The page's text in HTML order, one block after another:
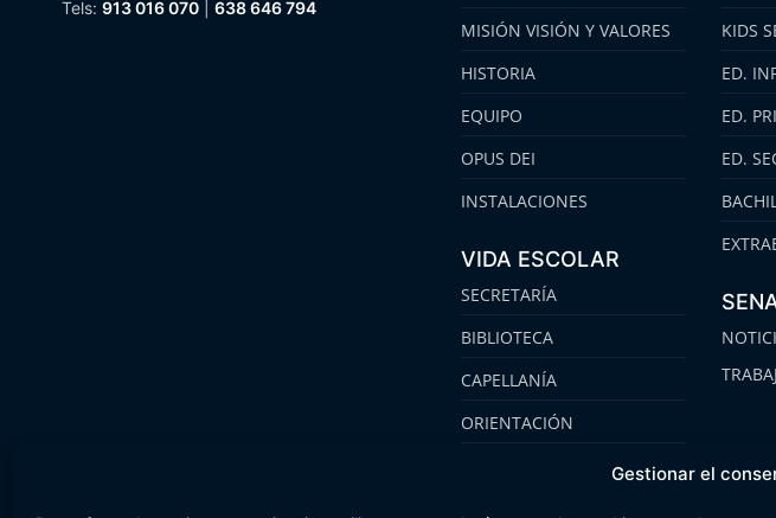
Gestionar el
Tels: 913 016 070 638 646 794
MISIÓN VISIÓN Y VALORES
HISTORIA
EQUIPO
OPUS DEI
INSTALACIONES
VIDA ESCOLAR
SECRETARÍA
BIBLIOTECA
CAPELLANÍA
ORIENTACIÓN
KIDS
ED.
ED.
ED.